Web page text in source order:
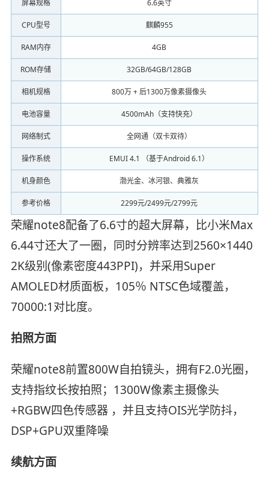
屏幕规格 6.6英寸
CPU型号 麒麟955
RAM内存 4GB
ROM存储 32GB/64GB/128GB
相机规格 800万 + 后1300万像素摄像头
电池容量 4500mAh（支持快充）
网络制式 全网通（双卡双待）
操作系统 EMUI 4.1 （基于Android 6.1）
机身颜色 渤光金、冰河银、典雅灰
参考价格 2299元/2499元/2799元
荣耀note8配备了6.6寸的超大屏幕，比小米Max
6.44寸还大了一圈，同时分辨率达到2560×1440
2K级别(像素密度443PPI)，并采用Super
AMOLED材质面板，105％ NTSC色域覆盖，
70000:1对比度。
拍照方面
荣耀note8前置800W自拍镜头，拥有F2.0光圈，
支持指纹长按拍照；1300W像素主摄像头
+RGBW四色传感器 ，并且支持OIS光学防抖，
DSP+GPU双重降噪
续航方面